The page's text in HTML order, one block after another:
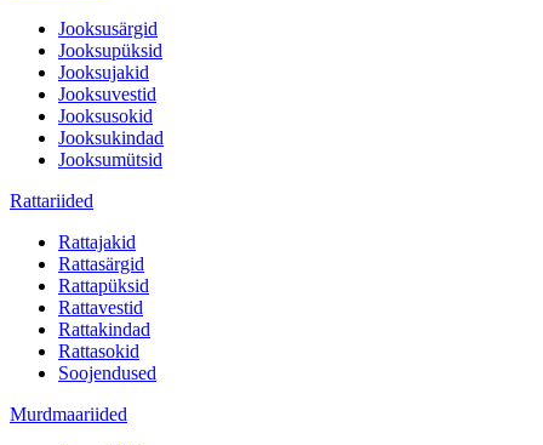
Jooksusärgid
Jooksupüksid
Jooksujakid
Jooksuvestid
Jooksusokid
Jooksukindad
Jooksumütsid
Rattariided
Rattajakid
Rattasärgid
Rattapüksid
Rattavestid
Rattakindad
Rattasokid
Soojendused
Murdmaariided